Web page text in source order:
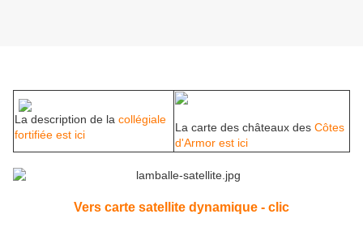
La description de la collégiale
fortifiée est ici
La carte des châteaux des Côtes
d'Armor est ici
Vers carte satellite dynamique - clic